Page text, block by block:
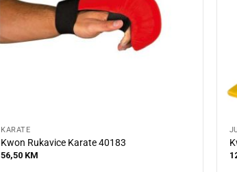
KARATE
Kwon Rukavice Karate 40183
56,50 KM